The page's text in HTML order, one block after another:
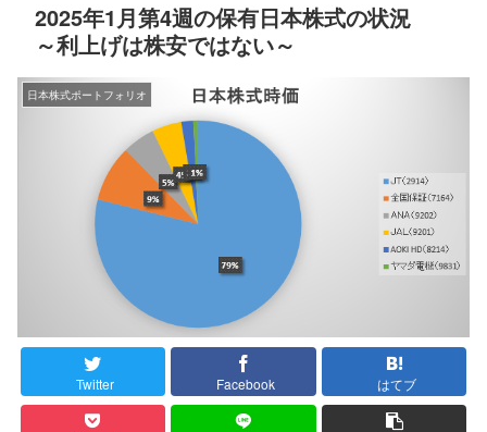
2025年1月第4週の保有日本株式の状況
～利上げは株安ではない～
日本株式ポートフォリオ
Twitter Facebook はてブ